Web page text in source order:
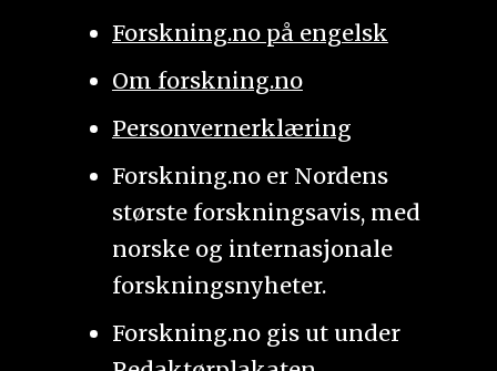
Forskning.no på engelsk
Om forskning.no
Personvernerklæring
Forskning.no er Nordens
største forskningsavis, med
norske og internasjonale
forskningsnyheter.
Forskning.no gis ut under